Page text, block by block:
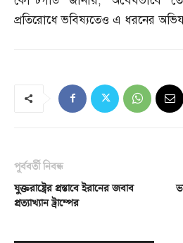
প্রতিরোধে ভবিষ্যতেও এ ধরনের
পূর্ববর্তী নিবন্ধ
যুক্তরাষ্ট্রের প্রস্তাবে ইরানের জবাব
প্রত্যাখ্যান ট্রাম্পের